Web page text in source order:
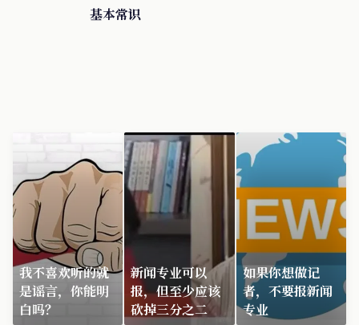
基本常识
我不喜欢听的就
是谣言，你能明
白吗？
新闻专业可以
报，但至少应该
砍掉三分之二
如果你想做记
者，不要报新闻
专业